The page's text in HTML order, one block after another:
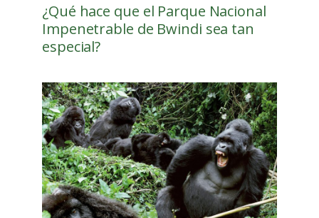
¿Qué hace que el Parque Nacional
Impenetrable de Bwindi sea tan
especial?